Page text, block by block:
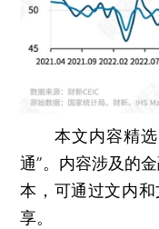
本文内容精选
通”。内容涉及的
本，可通过文内和
享。